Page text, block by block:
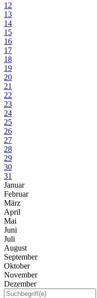
12
13
14
15
16
17
18
19
20
21
22
23
24
25
26
27
28
29
30
31
Januar
Februar
März
April
Mai
Juni
Juli
August
September
Oktober
November
Dezember